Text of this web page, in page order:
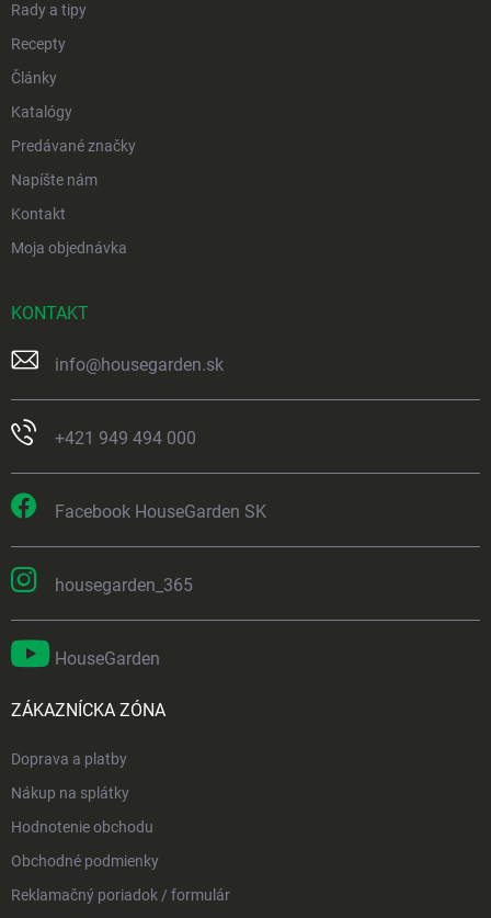
Rady a tipy
Recepty
Články
Katalógy
Predávané značky
Napíšte nám
Kontakt
Moja objednávka
KONTAKT
info@housegarden.sk
+421 949 494 000
Facebook HouseGarden SK
housegarden_365
HouseGarden
ZÁKAZNÍCKA ZÓNA
Doprava a platby
Nákup na splátky
Hodnotenie obchodu
Obchodné podmienky
Reklamačný poriadok / formulár